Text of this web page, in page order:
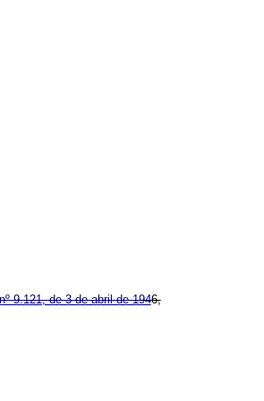
9.121, de 3 de abril de 1946,